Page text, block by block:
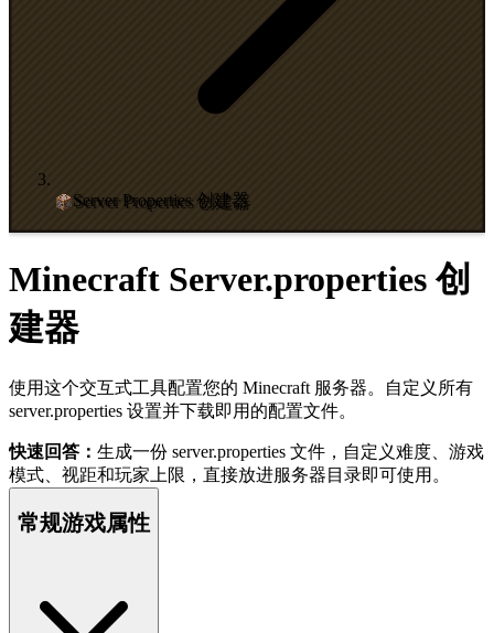
Server Properties 创建器
Minecraft Server.properties 创
建器
使用这个交互式工具配置您的 Minecraft 服务器。自定义所有
server.properties 设置并下载即用的配置文件。
快速回答： 生成一份 server.properties 文件，自定义难度、游戏
模式、视距和玩家上限，直接放进服务器目录即可使用。
常规游戏属性